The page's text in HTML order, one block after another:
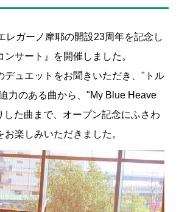
レガーノ摩耶の開設23周年を記念し
サート』を開催しました。
デュエットをお聞きいただき、"トル
力のある曲から、"My Blue Heave
した曲まで、オープン記念にふさわ
楽しみいただきました。